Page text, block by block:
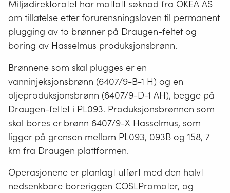
Miljødirektoratet har mottatt søknad fra OKEA AS
om tillatelse etter forurensningsloven til permanent
plugging av to brønner på Draugen-feltet og
boring av Hasselmus produksjonsbrønn.
Brønnene som skal plugges er en
vanninjeksjonsbrønn (6407/9-B-1 H) og en
oljeproduksjonsbrønn (6407/9-D-1 AH), begge på
Draugen-feltet i PL093. Produksjonsbrønnen som
skal bores er brønn 6407/9-X Hasselmus, som
ligger på grensen mellom PL093, 093B og 158, 7
km fra Draugen plattformen.
Operasjonene er planlagt utført med den halvt
nedsenkbare boreriggen COSLPromoter, og